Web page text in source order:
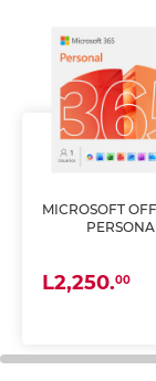
MICROSOFT
L2,250.00